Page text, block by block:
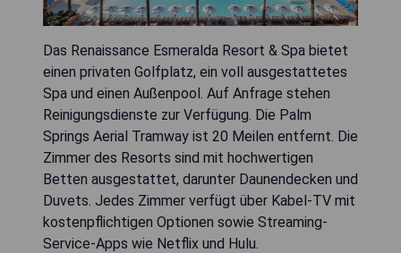
Das Renaissance Esmeralda Resort & Spa bietet
einen privaten Golfplatz, ein voll ausgestattetes
Spa und einen Außenpool. Auf Anfrage stehen
Reinigungsdienste zur Verfügung. Die Palm
Springs Aerial Tramway ist 20 Meilen entfernt. Die
Zimmer des Resorts sind mit hochwertigen
Betten ausgestattet, darunter Daunendecken und
Duvets. Jedes Zimmer verfügt über Kabel-TV mit
kostenpflichtigen Optionen sowie Streaming-
Service-Apps wie Netflix und Hulu.